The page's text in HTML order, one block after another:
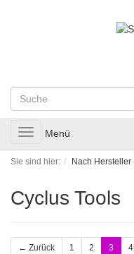
Toggle
navigation
Menü
Sie sind hier: Nach Hersteller
Cyclus Tools
← Zurück 1 2 3 4